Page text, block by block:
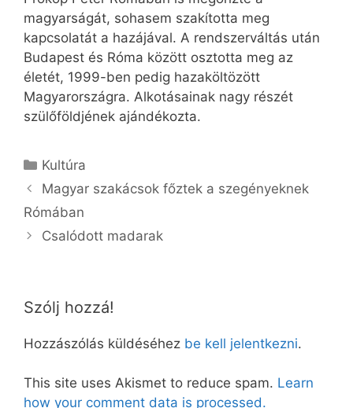
magyarságát, sohasem szakította meg
kapcsolatát a hazájával. A rendszerváltás után
Budapest és Róma között osztotta meg az
életét, 1999-ben pedig hazaköltözött
Magyarországra. Alkotásainak nagy részét
szülőföldjének ajándékozta.
Kategória
Kultúra
Magyar szakácsok főztek a szegényeknek
Rómában
Csalódott madarak
Szólj hozzá!
Hozzászólás küldéséhez be kell jelentkezni.
This site uses Akismet to reduce spam. Learn
how your comment data is processed.